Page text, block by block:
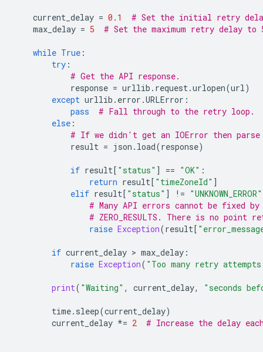
current_delay = 0.1
# Set the initial retry
max_delay = 5 # Set the maximum retry delay to
while True :
try :
# Get the API response.
response = urllib . request.urlopen(url)
except urllib . error .URLError :
pass
# Fall through to the retry loop.
else :
# If we didn't get an IOError then
result = json . load(response)
if result[ "status" ] == "OK" :
return result[ "timeZoneId" ]
elif result[ "status" ] != "UNKNOWN_ERROR"
# Many API errors cannot be fixed by
# ZERO_RESULTS. There is no point
raise Exception(result[
if current_delay > max_delay :
raise Exception( "Too many retry
print( "Waiting" , current_delay, "seconds
time. sleep(current_delay)
current_delay *= 2 # Increase the delay